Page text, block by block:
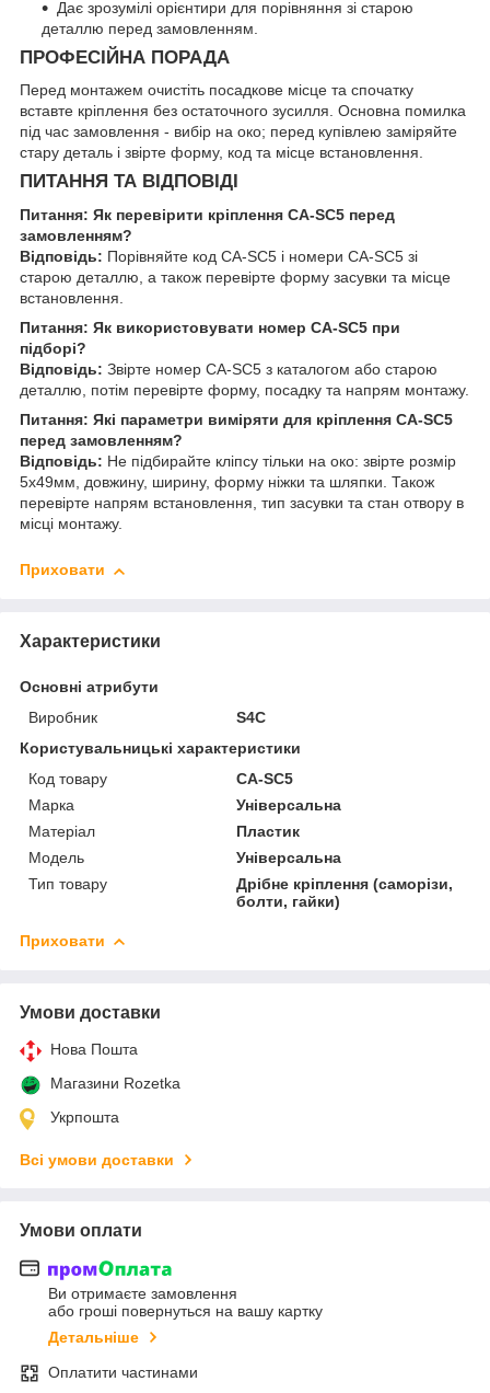
Дає зрозумілі орієнтири для порівняння зі старою
деталлю перед замовленням.
ПРОФЕСІЙНА ПОРАДА
Перед монтажем очистіть посадкове місце та спочатку
вставте кріплення без остаточного зусилля. Основна помилка
під час замовлення - вибір на око; перед купівлею заміряйте
стару деталь і звірте форму, код та місце встановлення.
ПИТАННЯ ТА ВІДПОВІДІ
Питання: Як перевірити кріплення CA-SC5 перед
замовленням?
Відповідь: Порівняйте код CA-SC5 і номери CA-SC5 зі
старою деталлю, а також перевірте форму засувки та місце
встановлення.
Питання: Як використовувати номер CA-SC5 при
підборі?
Відповідь: Звірте номер CA-SC5 з каталогом або старою
деталлю, потім перевірте форму, посадку та напрям монтажу.
Питання: Які параметри виміряти для кріплення CA-SC5
перед замовленням?
Відповідь: Не підбирайте кліпсу тільки на око: звірте розмір
5х49мм, довжину, ширину, форму ніжки та шляпки. Також
перевірте напрям встановлення, тип засувки та стан отвору в
місці монтажу.
Приховати
Характеристики
Основні атрибути
Виробник
S4C
Користувальницькі характеристики
Код товару
CA-SC5
Марка
Універсальна
Матеріал
Пластик
Мoдель
Універсальна
Тип товару
Дрібне кріплення (саморізи,
болти, гайки)
Приховати
Умови доставки
Нова Пошта
Магазини Rozetka
Укрпошта
Всі умови доставки
Умови оплати
Ви отримаєте замовлення
або гроші повернуться на вашу картку
Детальніше
Оплатити частинами